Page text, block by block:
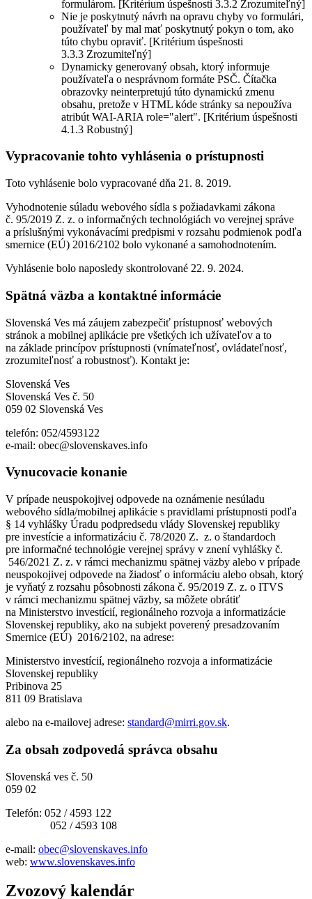
formulárom. [Kritérium úspešnosti 3.3.2 Zrozumiteľný]
Nie je poskytnutý návrh na opravu chyby vo formulári,
používateľ by mal mať poskytnutý pokyn o tom, ako
túto chybu opraviť. [Kritérium úspešnosti
3.3.3 Zrozumiteľný]
Dynamicky generovaný obsah, ktorý informuje
používateľa o nesprávnom formáte PSČ. Čítačka
obrazovky neinterpretujú túto dynamickú zmenu
obsahu, pretože v HTML kóde stránky sa nepoužíva
atribút WAI-ARIA role="alert". [Kritérium úspešnosti
4.1.3 Robustný]
Vypracovanie tohto vyhlásenia o prístupnosti
Toto vyhlásenie bolo vypracované dňa 21. 8. 2019.
Vyhodnotenie súladu webového sídla s požiadavkami zákona
č. 95/2019 Z. z. o informačných technológiách vo verejnej správe
a príslušnými vykonávacími predpismi v rozsahu podmienok podľa
smernice (EÚ) 2016/2102 bolo vykonané a samohodnotením.
Vyhlásenie bolo naposledy skontrolované 22. 9. 2024.
Spätná väzba a kontaktné informácie
Slovenská Ves má záujem zabezpečiť prístupnosť webových
stránok a mobilnej aplikácie pre všetkých ich užívateľov a to
na základe princípov prístupnosti (vnímateľnosť, ovládateľnosť,
zrozumiteľnosť a robustnosť). Kontakt je:
Slovenská Ves
Slovenská Ves č. 50
059 02 Slovenská Ves
telefón: 052/4593122
e-mail: obec@slovenskaves.info
Vynucovacie konanie
V prípade neuspokojivej odpovede na oznámenie nesúladu
webového sídla/mobilnej aplikácie s pravidlami prístupnosti podľa
§ 14 vyhlášky Úradu podpredsedu vlády Slovenskej republiky
pre investície a informatizáciu č. 78/2020 Z. z. o štandardoch
pre informačné technológie verejnej správy v znení vyhlášky č.
546/2021 Z. z. v rámci mechanizmu spätnej väzby alebo v prípade
neuspokojivej odpovede na žiadosť o informáciu alebo obsah, ktorý
je vyňatý z rozsahu pôsobnosti zákona č. 95/2019 Z. z. o ITVS
v rámci mechanizmu spätnej väzby, sa môžete obrátiť
na Ministerstvo investícií, regionálneho rozvoja a informatizácie
Slovenskej republiky, ako na subjekt poverený presadzovaním
Smernice (EÚ) 2016/2102, na adrese:
Ministerstvo investícií, regionálneho rozvoja a informatizácie
Slovenskej republiky
Pribinova 25
811 09 Bratislava
alebo na e-mailovej adrese: standard@mirri.gov.sk.
Za obsah zodpovedá správca obsahu
Slovenská ves č. 50
059 02
Telefón: 052 / 4593 122
052 / 4593 108
e-mail: obec@slovenskaves.info
web: www.slovenskaves.info
Zvozový kalendár